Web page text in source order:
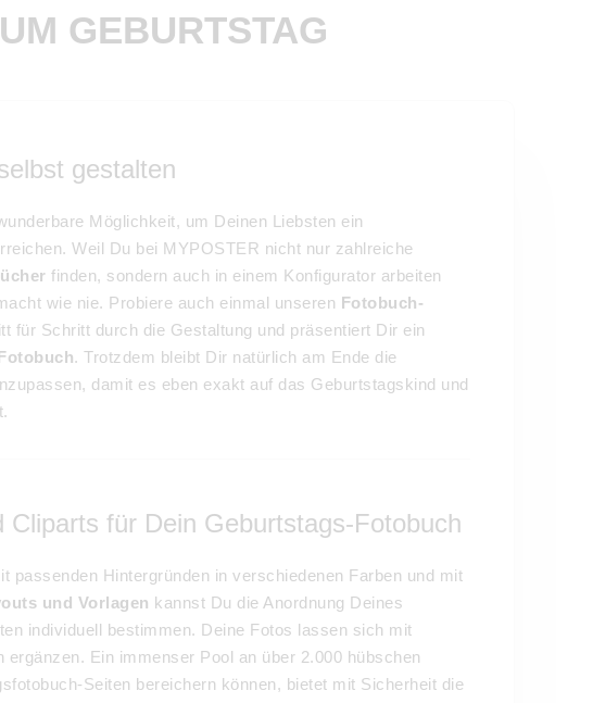
GEBURTSTAG
gestalten
Möglichkeit, um Deinen Liebsten ein
Weil Du bei MYPOSTER nicht nur zahlreiche
finden, sondern auch in einem Konfigurator arbeiten
wie nie. Probiere auch einmal unseren Fotobuch-
für Schritt durch die Gestaltung und präsentiert Dir ein
. Trotzdem bleibt Dir natürlich am Ende die
damit es eben exakt auf das Geburtstagskind und
Cliparts für Dein Geburtstags-Fotobuch
passenden Hintergründen in verschiedenen Farben und mit
und Vorlagen kannst Du die Anordnung Deines
individuell bestimmen. Deine Fotos lassen sich mit
ergänzen. Ein immenser Pool an über 2.000 hübschen
Seiten bereichern können, bietet mit Sicherheit die